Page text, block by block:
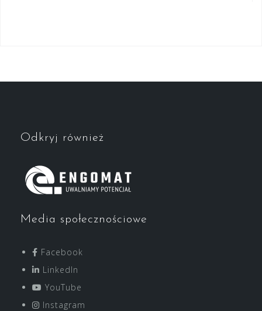
Odkryj również
Media społecznościowe
Facebook
LinkedIn
YouTube
Instagram